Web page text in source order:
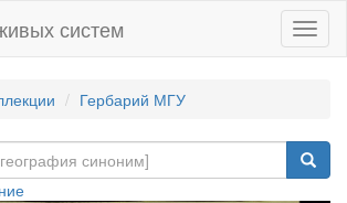
систем
Гербарий МГУ